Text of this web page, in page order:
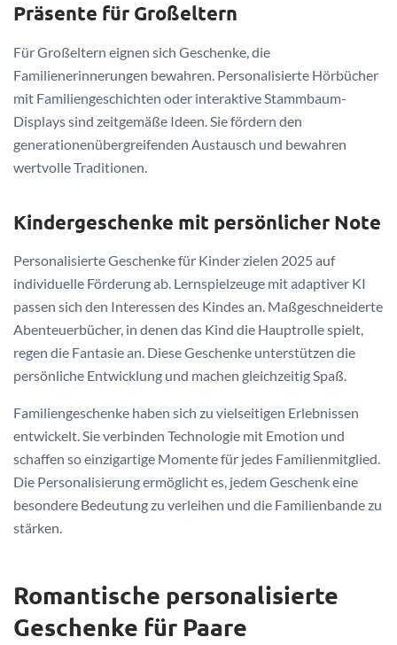
Präsente für Großeltern
Für Großeltern eignen sich Geschenke, die
Familienerinnerungen bewahren. Personalisierte Hörbücher
mit Familiengeschichten oder interaktive Stammbaum-
Displays sind zeitgemäße Ideen. Sie fördern den
generationenübergreifenden Austausch und bewahren
wertvolle Traditionen.
Kindergeschenke mit persönlicher Note
Personalisierte Geschenke für Kinder zielen 2025 auf
individuelle Förderung ab. Lernspielzeuge mit adaptiver KI
passen sich den Interessen des Kindes an. Maßgeschneiderte
Abenteuerbücher, in denen das Kind die Hauptrolle spielt,
regen die Fantasie an. Diese Geschenke unterstützen die
persönliche Entwicklung und machen gleichzeitig Spaß.
Familiengeschenke haben sich zu vielseitigen Erlebnissen
entwickelt. Sie verbinden Technologie mit Emotion und
schaffen so einzigartige Momente für jedes Familienmitglied.
Die Personalisierung ermöglicht es, jedem Geschenk eine
besondere Bedeutung zu verleihen und die Familienbande zu
stärken.
Romantische personalisierte
Geschenke für Paare